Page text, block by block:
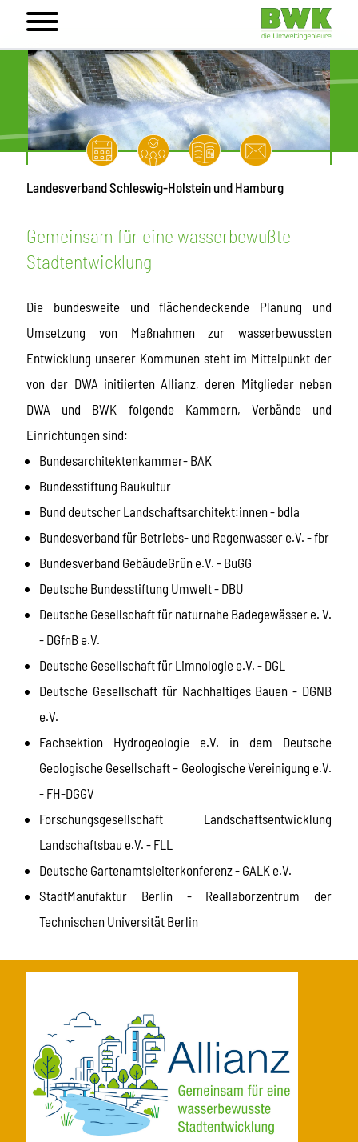
Landesverband Schleswig-Holstein und Hamburg
Gemeinsam für eine wasserbewußte
Stadtentwicklung
Die bundesweite und flächendeckende Planung und
Umsetzung von Maßnahmen zur wasserbewussten
Entwicklung unserer Kommunen steht im Mittelpunkt der
von der DWA initiierten Allianz, deren Mitglieder neben
DWA und BWK folgende Kammern, Verbände und
Einrichtungen sind:
Bundesarchitektenkammer- BAK
Bundesstiftung Baukultur
Bund deutscher Landschaftsarchitekt:innen - bdla
Bundesverband für Betriebs- und Regenwasser e.V. - fbr
Bundesverband GebäudeGrün e.V. - BuGG
Deutsche Bundesstiftung Umwelt - DBU
Deutsche Gesellschaft für naturnahe Badegewässer e. V.
- DGfnB e.V.
Deutsche Gesellschaft für Limnologie e.V. - DGL
Deutsche Gesellschaft für Nachhaltiges Bauen - DGNB
e.V.
Fachsektion Hydrogeologie e.V. in dem Deutsche
Geologische Gesellschaft – Geologische Vereinigung e.V.
- FH-DGGV
Forschungsgesellschaft Landschaftsentwicklung
Landschaftsbau e.V. - FLL
Deutsche Gartenamtsleiterkonferenz - GALK e.V.
StadtManufaktur Berlin - Reallaborzentrum der
Technischen Universität Berlin